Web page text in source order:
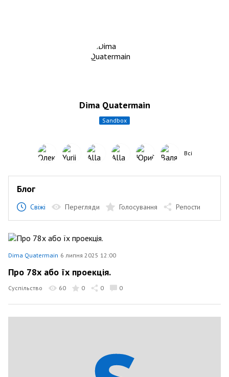
Dima Quatermain
sandbox
Всі
Блог
Свіжі Перегляди Голосування Репости
Dima Quatermain 6 липня 2025 12:00
Про 78х або їх проекція.
Суспільство 60 0 0 0